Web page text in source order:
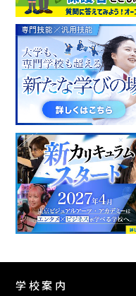
学校案内